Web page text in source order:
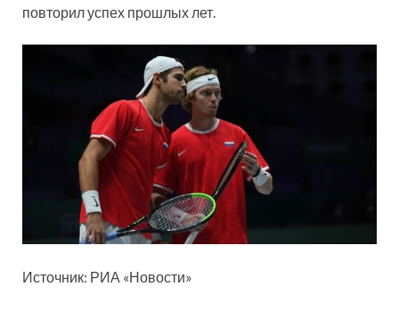
повторил успех прошлых лет.
Источник: РИА «Новости»